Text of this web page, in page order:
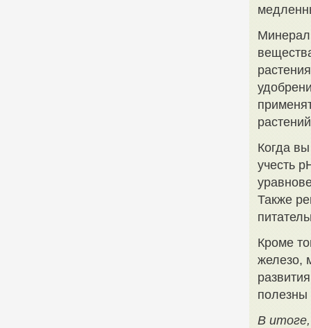
Когда
учесть
Также
Кроме
железо,
полезны
В итоге,